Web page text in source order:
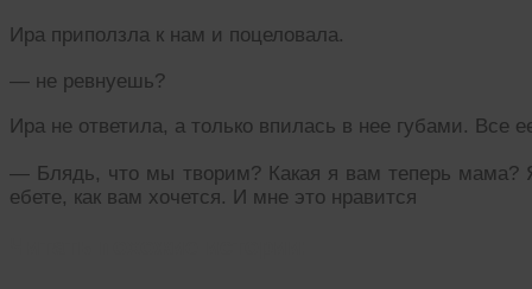
Ира приползла к нам и поцеловала.
— не ревнуешь?
Ира не ответила, а только впилась в нее губами. Все
— Блядь, что мы творим? Какая я вам теперь мама?
ебете, как вам хочется. И мне это нравится